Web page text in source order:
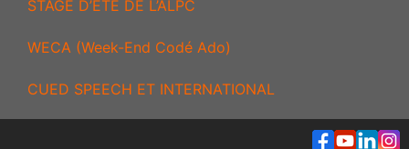
STAGE D’ÉTÉ DE L’ALPC
WECA (Week-End Codé Ado)
CUED SPEECH ET INTERNATIONAL